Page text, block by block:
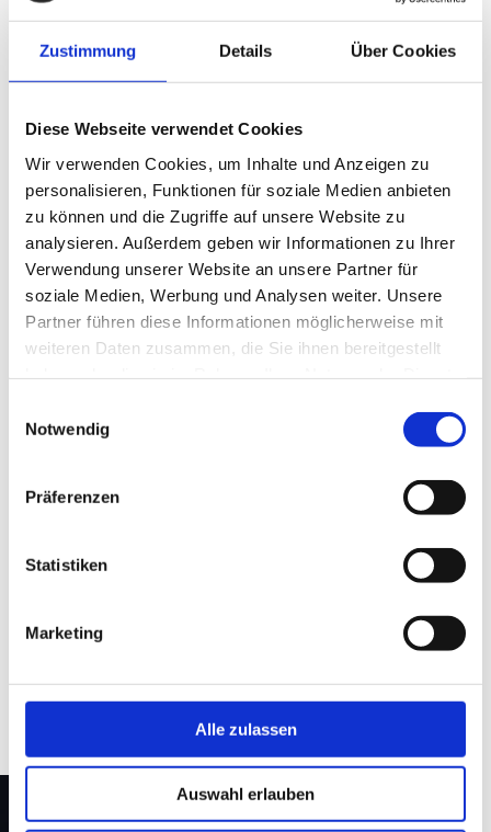
Zustimmung Details Über Cookies
Diese Webseite verwendet Cookies
Wir verwenden Cookies, um Inhalte und Anzeigen zu
personalisieren, Funktionen für soziale Medien anbieten
zu können und die Zugriffe auf unsere Website zu
analysieren. Außerdem geben wir Informationen zu Ihrer
Verwendung unserer Website an unsere Partner für
soziale Medien, Werbung und Analysen weiter. Unsere
Partner führen diese Informationen möglicherweise mit
weiteren Daten zusammen, die Sie ihnen bereitgestellt
Notwendig
Präferenzen
Statistiken
Marketing
Alle zulassen
Auswahl erlauben
Entwickeln
Wir behalten den Überblick.
Mit innovativen Projekten gegen den Reformstau.
Vernetzen
Wir verhelfen zum Durchblick.
Mit Kontakten in unserem grossen und langjährigen
Netzwerk.
Aufbrechen